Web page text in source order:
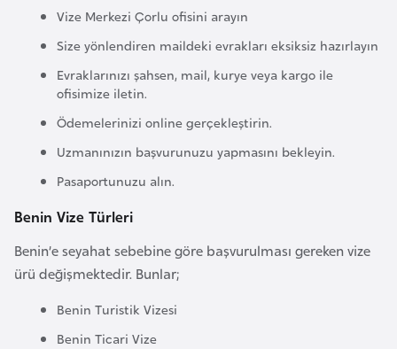
Vize Merkezi Çorlu ofisini arayın
Size yönlendiren maildeki evrakları eksiksiz hazırlayın
Evraklarınızı şahsen, mail, kurye veya kargo ile
ofisimize iletin.
Ödemelerinizi online gerçekleştirin.
Uzmanınızın başvurunuzu yapmasını bekleyin.
Pasaportunuzu alın.
Benin Vize Türleri
Benin’e seyahat sebebine göre başvurulması gereken vize
ürü değişmektedir. Bunlar;
Benin Turistik Vizesi
Benin Ticari Vize
e
l